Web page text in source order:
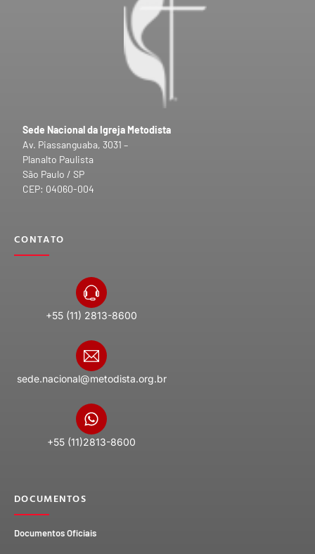
Sede Nacional da Igreja Metodista
Av. Piassanguaba, 3031 –
Planalto Paulista
São Paulo / SP
CEP: 04060-004
CONTATO
+55 (11) 2813-8600
sede.nacional@metodista.org.br
+55 (11)2813-8600
DOCUMENTOS
Documentos Oficiais